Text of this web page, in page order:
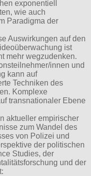
exponentiell
wie auch
Paradigma der
Auswirkungen auf den
ist
mehr wegzudenken.
innen und
kann auf
Techniken des
Komplexe
transnationaler Ebene
aktueller empirischer
zum Wandel des
von Polizei und
der politischen
Studies, der
und der